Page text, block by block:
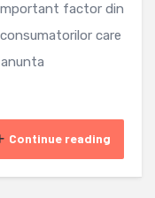
factor din
care
Continue reading